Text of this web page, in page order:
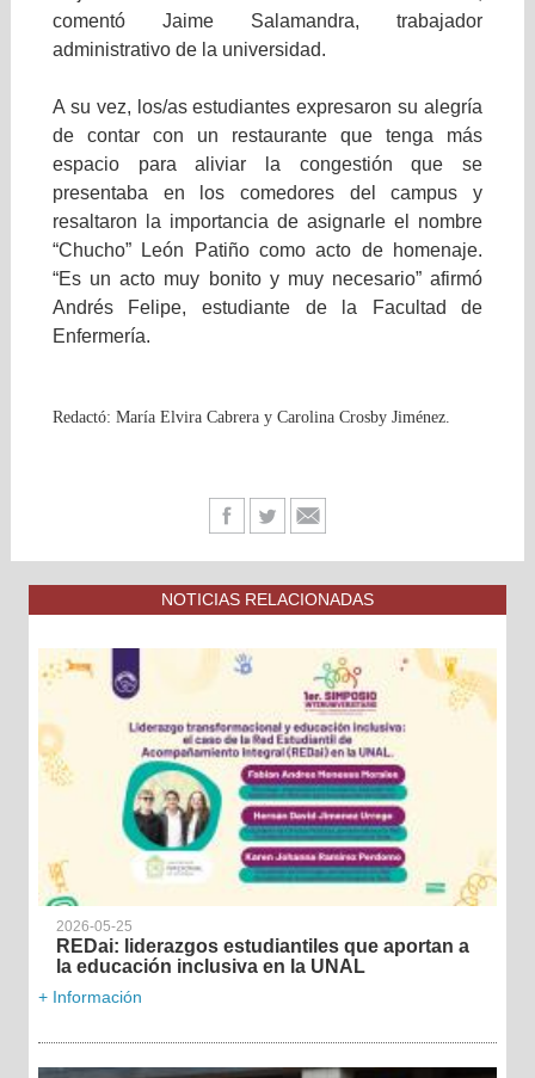
comentó Jaime Salamandra, trabajador
administrativo de la universidad.
A su vez, los/as estudiantes expresaron su alegría
de contar con un restaurante que tenga más
espacio para aliviar la congestión que se
presentaba en los comedores del campus y
resaltaron la importancia de asignarle el nombre
“Chucho” León Patiño como acto de homenaje.
“Es un acto muy bonito y muy necesario” afirmó
Andrés Felipe, estudiante de la Facultad de
Enfermería.
Redactó: María Elvira Cabrera y Carolina Crosby Jiménez.
NOTICIAS RELACIONADAS
2026-05-25
REDai: liderazgos estudiantiles que aportan a
la educación inclusiva en la UNAL
+ Información